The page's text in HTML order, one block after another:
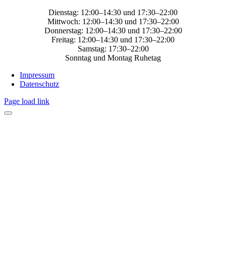
Dienstag: 12:00–14:30 und 17:30–22:00
Mittwoch: 12:00–14:30 und 17:30–22:00
Donnerstag: 12:00–14:30 und 17:30–22:00
Freitag: 12:00–14:30 und 17:30–22:00
Samstag: 17:30–22:00
Sonntag und Montag Ruhetag
Impressum
Datenschutz
Page load link